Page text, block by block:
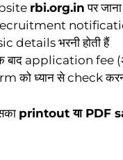
rbi.org.in पर जाना
भरनी होती हैं
application fee
ध्यान से check करना
printout या PDF